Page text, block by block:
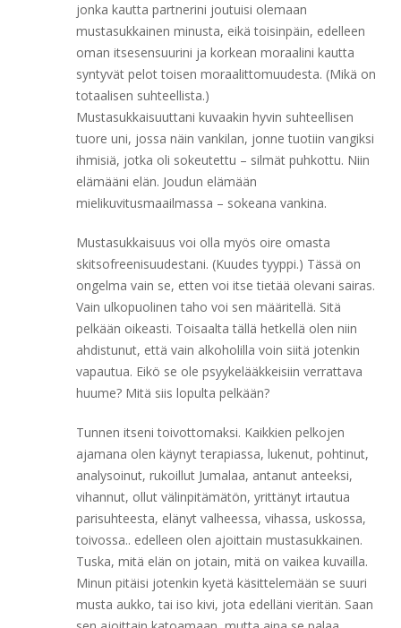
jonka kautta partnerini joutuisi olemaan
mustasukkainen minusta, eikä toisinpäin, edelleen
oman itsesensuurini ja korkean moraalini kautta
syntyvät pelot toisen moraalittomuudesta. (Mikä on
totaalisen suhteellista.)
Mustasukkaisuuttani kuvaakin hyvin suhteellisen
tuore uni, jossa näin vankilan, jonne tuotiin vangiksi
ihmisiä, jotka oli sokeutettu – silmät puhkottu. Niin
elämääni elän. Joudun elämään
mielikuvitusmaailmassa – sokeana vankina.
Mustasukkaisuus voi olla myös oire omasta
skitsofreenisuudestani. (Kuudes tyyppi.) Tässä on
ongelma vain se, etten voi itse tietää olevani sairas.
Vain ulkopuolinen taho voi sen määritellä. Sitä
pelkään oikeasti. Toisaalta tällä hetkellä olen niin
ahdistunut, että vain alkoholilla voin siitä jotenkin
vapautua. Eikö se ole psyykelääkkeisiin verrattava
huume? Mitä siis lopulta pelkään?
Tunnen itseni toivottomaksi. Kaikkien pelkojen
ajamana olen käynyt terapiassa, lukenut, pohtinut,
analysoinut, rukoillut Jumalaa, antanut anteeksi,
vihannut, ollut välinpitämätön, yrittänyt irtautua
parisuhteesta, elänyt valheessa, vihassa, uskossa,
toivossa.. edelleen olen ajoittain mustasukkainen.
Tuska, mitä elän on jotain, mitä on vaikea kuvailla.
Minun pitäisi jotenkin kyetä käsittelemään se suuri
musta aukko, tai iso kivi, jota edelläni vieritän. Saan